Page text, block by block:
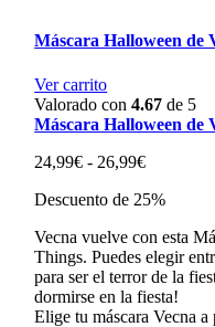
Máscara Halloween de
Ver carrito
Valorado con4.67 de 5
Máscara Halloween de
24,99€ - 26,99€Rango
precios:
24,99€
hasta
26,99€
Descuento de 25%
Vecna vuelve con esta
Things. Puedes elegir
para ser el terror de la
dormirse en la fiesta!
Elige tu máscara Vecna